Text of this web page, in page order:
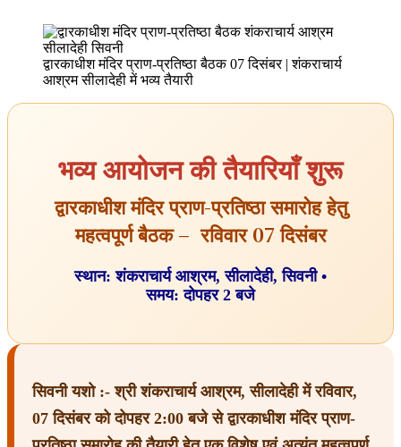
द्वारकाधीश मंदिर प्राण-प्रतिष्ठा बैठक 07 दिसंबर | शंकराचार्य
आश्रम सीलादेही में भव्य तैयारी
भव्य आयोजन की तैयारियाँ शुरू
द्वारकाधीश मंदिर प्राण-प्रतिष्ठा समारोह हेतु
महत्वपूर्ण बैठक – रविवार 07 दिसंबर
स्थान: शंकराचार्य आश्रम, सीलादेही, सिवनी •
समय: दोपहर 2 बजे
सिवनी यशो :- श्री शंकराचार्य आश्रम, सीलादेही में रविवार,
07 दिसंबर को दोपहर 2:00 बजे से द्वारकाधीश मंदिर प्राण-